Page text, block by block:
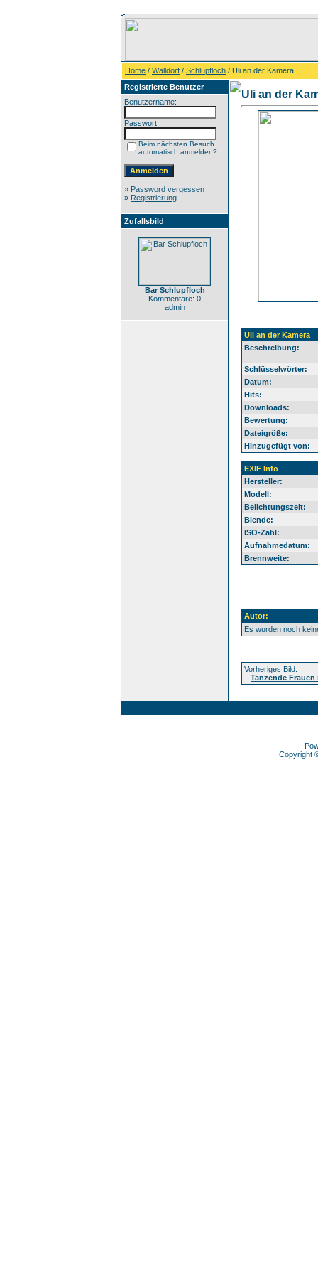
Home / Walldorf / Schlupfloch / Uli an der Kamera
Registrierte Benutzer
Benutzername:
Passwort:
Beim nächsten Besuch
automatisch anmelden?
» Password vergessen
» Registrierung
Zufallsbild
Bar Schlupfloch
Kommentare: 0
admin
Uli an der
Uli an der Kamera
Beschreibung:
Schlüsselwörter:
Datum:
Hits:
Downloads:
Bewertung:
Dateigröße:
Hinzugefügt von:
EXIF Info
Hersteller:
Modell:
Belichtungszeit:
Blende:
ISO-Zahl:
Aufnahmedatum:
Brennweite:
Autor:
Es wurden noch
Vorheriges Bild:
Tanzende
Copyright